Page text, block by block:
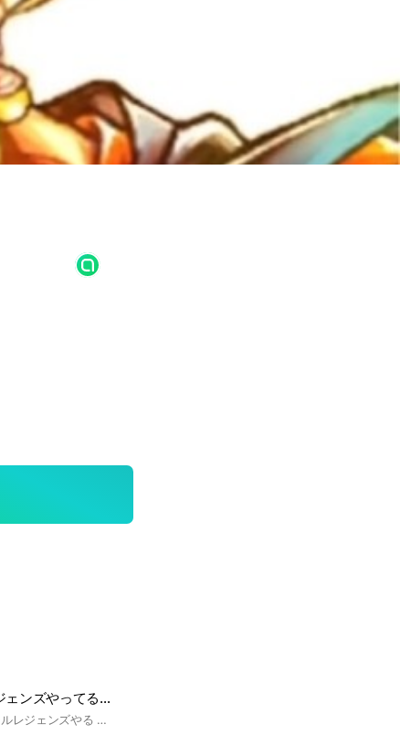
ドラゴンボールレジェンズやってる奴集まれ！！！(●´ω｀●)
みんなでドラゴンボールレジェンズやる オープンチャット(^○^)